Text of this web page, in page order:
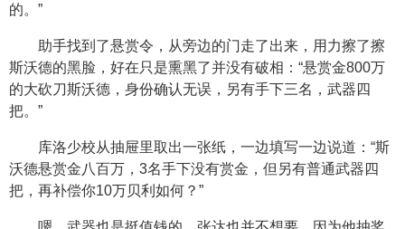
的。”
助手找到了悬赏令，从旁边的门走了出来，用力擦了擦
斯沃德的黑脸，好在只是熏黑了并没有破相：“悬赏金800万
的大砍刀斯沃德，身份确认无误，另有手下三名，武器四
把。”
库洛少校从抽屉里取出一张纸，一边填写一边说道：“斯
沃德悬赏金八百万，3名手下没有赏金，但另有普通武器四
把，再补偿你10万贝利如何？”